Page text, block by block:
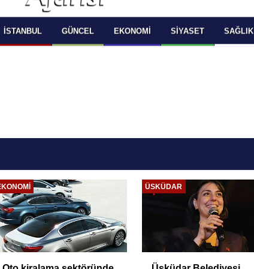
SELECT LANGUAGE YOU WOULD TO READ
OKUMAK İSTEDİĞİNİZ DİLİ SEÇİNİZ
Powered by
Translate
İSTANBUL GÜNCEL EKONOMI SIYASET SAĞLIK
ÜSKÜDAR